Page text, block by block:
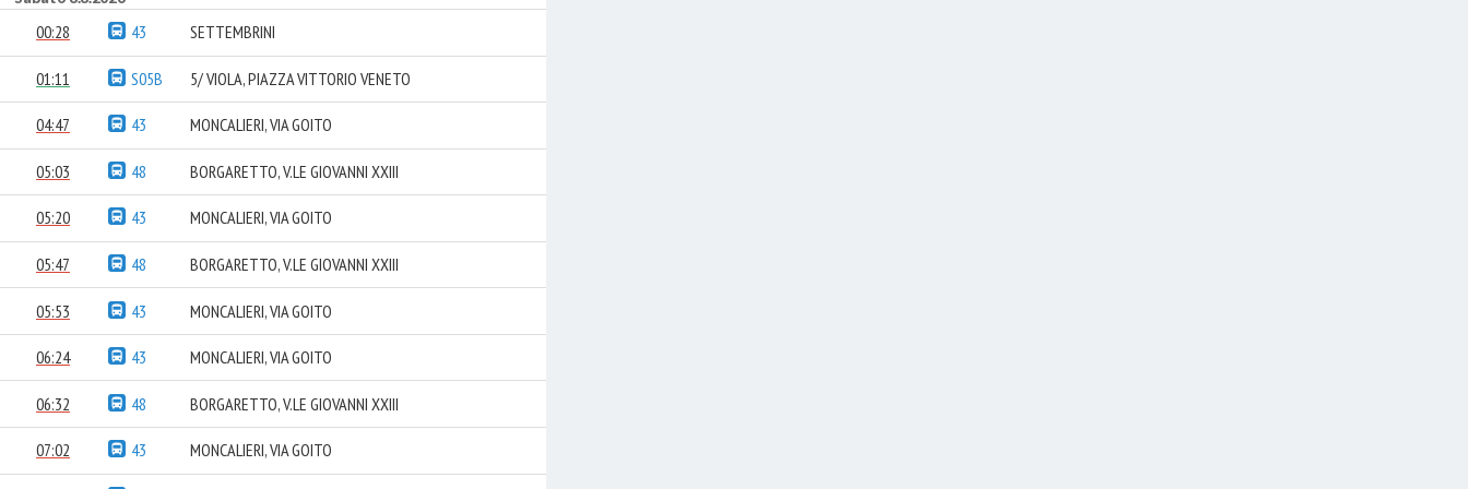
00:28 43 SETTEMBRINI
01:11 S05B 5/ VIOLA, PIAZZA VITTORIO VENETO
04:47 43 MONCALIERI, VIA GOITO
05:03 48 BORGARETTO, V.LE GIOVANNI XXIII
05:20 43 MONCALIERI, VIA GOITO
05:47 48 BORGARETTO, V.LE GIOVANNI XXIII
05:53 43 MONCALIERI, VIA GOITO
06:24 43 MONCALIERI, VIA GOITO
06:32 48 BORGARETTO, V.LE GIOVANNI XXIII
07:02 43 MONCALIERI, VIA GOITO